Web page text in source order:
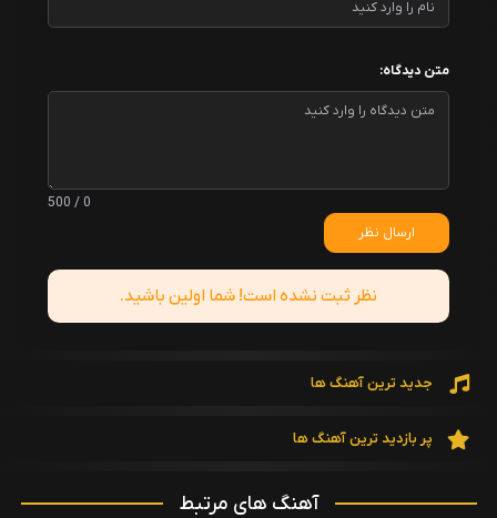
متن دیدگاه:
0 / 500
ارسال نظر
نظر ثبت نشده است! شما اولین باشید.
جدید ترین آهنگ ها
پر بازدید ترین آهنگ ها
آهنگ های مرتبط